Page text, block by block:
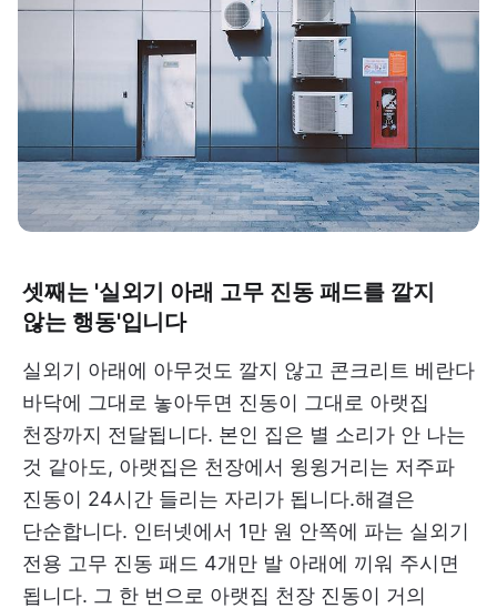
셋째는 '실외기 아래 고무 진동 패드를 깔지
않는 행동'입니다
실외기 아래에 아무것도 깔지 않고 콘크리트 베란다
바닥에 그대로 놓아두면 진동이 그대로 아랫집
천장까지 전달됩니다. 본인 집은 별 소리가 안 나는
것 같아도, 아랫집은 천장에서 윙윙거리는 저주파
진동이 24시간 들리는 자리가 됩니다.해결은
단순합니다. 인터넷에서 1만 원 안쪽에 파는 실외기
전용 고무 진동 패드 4개만 발 아래에 끼워 주시면
됩니다. 그 한 번으로 아랫집 천장 진동이 거의